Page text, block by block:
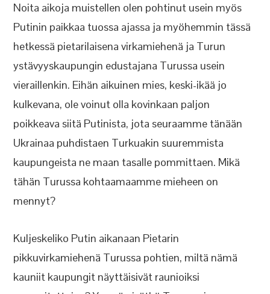
Noita aikoja muistellen olen pohtinut usein myös
Putinin paikkaa tuossa ajassa ja myöhemmin tässä
hetkessä pietarilaisena virkamiehenä ja Turun
ystävyyskaupungin edustajana Turussa usein
vieraillenkin. Eihän aikuinen mies, keski-ikää jo
kulkevana, ole voinut olla kovinkaan paljon
poikkeava siitä Putinista, jota seuraamme tänään
Ukrainaa puhdistaen Turkuakin suuremmista
kaupungeista ne maan tasalle pommittaen. Mikä
tähän Turussa kohtaamaamme mieheen on
mennyt?
Kuljeskeliko Putin aikanaan Pietarin
pikkuvirkamiehenä Turussa pohtien, miltä nämä
kauniit kaupungit näyttäisivät raunioiksi